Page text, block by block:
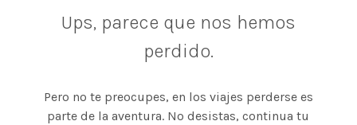
Ups, parece que nos hemos
perdido.
Pero no te preocupes, en los viajes perderse es
parte de la aventura. No desistas, continua tu